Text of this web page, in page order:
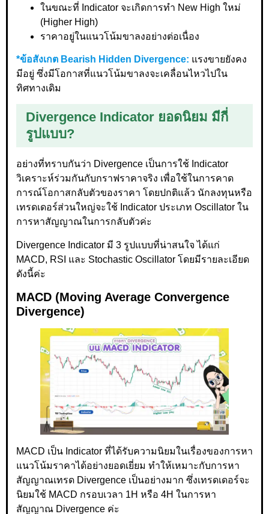
ในขณะที่ Indicator จะเกิดการทำ New High ใหม่
(Higher High)
ราคาอยู่ในแนวโน้มขาลงอย่างต่อเนื่อง
*ข้อสังเกต Bearish Hidden Divergence: แรงขายยังคง
มีอยู่ ซึ่งมีโอกาสที่แนวโน้มขาลงจะเคลื่อนไหวไปใน
ทิศทางเดิม
Divergence Indicator ยอดนิยม มีกี่
รูปแบบ?
อย่างที่ทราบกันว่า Divergence เป็นการใช้ Indicator
วิเคราะห์ร่วมกันกับกราฟราคาจริง เพื่อใช้ในการคาด
การณ์โอกาสกลับตัวของราคา โดยปกติแล้ว นักลงทุนหรือ
เทรดเดอร์ส่วนใหญ่จะใช้ Indicator ประเภท Oscillator ใน
การหาสัญญาณในการกลับตัวค่ะ
Divergence Indicator มี 3 รูปแบบที่น่าสนใจ ได้แก่
MACD, RSI และ Stochastic Oscillator โดยมีรายละเอียด
ดังนี้ค่ะ
MACD (Moving Average Convergence
Divergence)
MACD เป็น Indicator ที่ได้รับความนิยมในเรื่องของการหา
แนวโน้มราคาได้อย่างยอดเยี่ยม ทำให้เหมาะกับการหา
สัญญาณเทรด Divergence เป็นอย่างมาก ซึ่งเทรดเดอร์จะ
นิยมใช้ MACD กรอบเวลา 1H หรือ 4H ในการหา
สัญญาณ Divergence ค่ะ